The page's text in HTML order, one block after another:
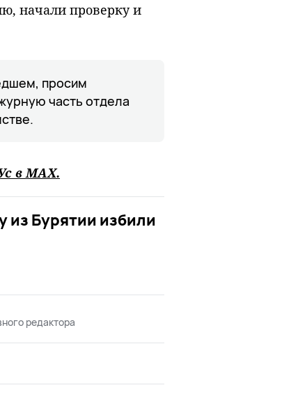
начали проверку и
просим
часть отдела
в MAХ.
Бурятии избили
редактора